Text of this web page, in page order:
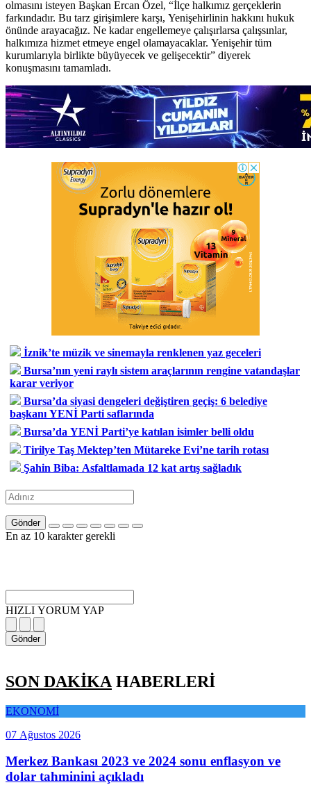
olmasını isteyen Başkan Ercan Özel, “İlçe halkımız gerçeklerin
farkındadır. Bu tarz girişimlere karşı, Yenişehirlinin hakkını hukuk
önünde arayacağız. Ne kadar engellemeye çalışırlarsa çalışsınlar,
halkımıza hizmet etmeye engel olamayacaklar. Yenişehir tüm
kurumlarıyla birlikte büyüyecek ve gelişecektir” diyerek
konuşmasını tamamladı.
İznik’te müzik ve sinemayla renklenen yaz geceleri
Bursa’nın yeni raylı sistem araçlarının rengine vatandaşlar
karar veriyor
Bursa’da siyasi dengeleri değiştiren geçiş: 6 belediye
başkanı YENİ Parti saflarında
Bursa’da YENİ Parti’ye katılan isimler belli oldu
Tirilye Taş Mektep’ten Mütareke Evi’ne tarih rotası
Şahin Biba: Asfaltlamada 12 kat artış sağladık
Gönder
En az 10 karakter gerekli
HIZLI YORUM YAP
Gönder
SON DAKİKA HABERLERİ
EKONOMİ
07 Ağustos 2026
Merkez Bankası 2023 ve 2024 sonu enflasyon ve
dolar tahminini açıkladı